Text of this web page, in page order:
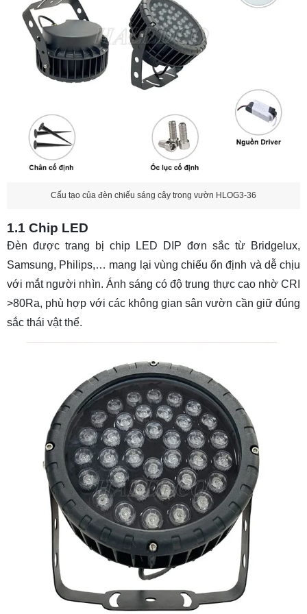
Cấu tạo của đèn chiếu sáng cây trong vườn HLOG3-36
1.1 Chip LED
Đèn được trang bị chip LED DIP đơn sắc từ Bridgelux,
Samsung, Philips,… mang lại vùng chiếu ổn định và dễ chịu
với mắt người nhìn. Ánh sáng có độ trung thực cao nhờ CRI
>80Ra, phù hợp với các không gian sân vườn cần giữ đúng
sắc thái vật thể.